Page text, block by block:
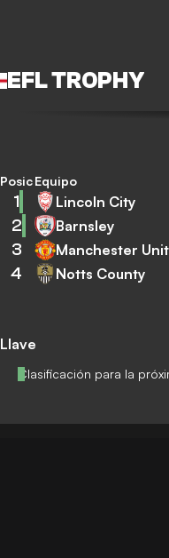
EFL TROPHY
Llave
Clasificación para la
PosiciónEquipo
1 Lincoln City
2 Barnsley
3
4 Notts County